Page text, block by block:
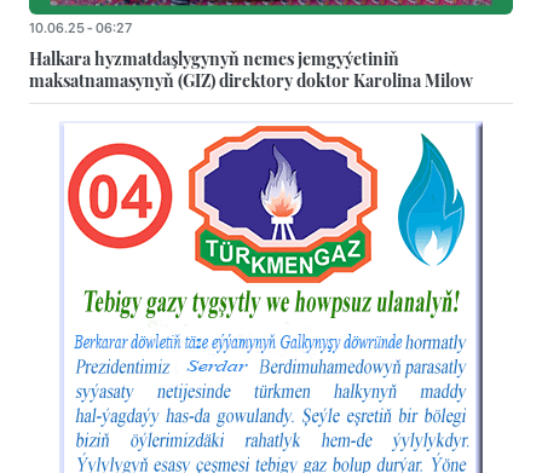
10.06.25 - 06:27
Halkara hyzmatdaşlygynyň nemes jemgyýetiniň
maksatnamasynyň (GIZ) direktory doktor Karolina Milow